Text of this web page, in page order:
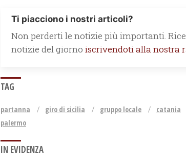
Ti piacciono i nostri articoli?
Non perderti le notizie più importanti.
notizie del giorno iscrivendoti alla nostra
TAG
partanna giro di sicilia gruppo locale catania
palermo
IN EVIDENZA